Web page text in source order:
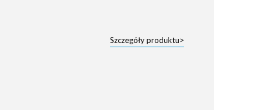
Szczegóły produktu>